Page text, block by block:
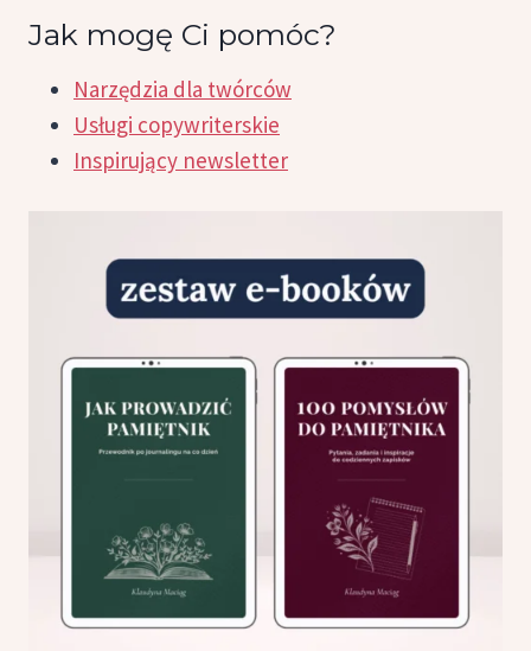
Jak mogę Ci pomóc?
Narzędzia dla twórców
Usługi copywriterskie
Inspirujący newsletter